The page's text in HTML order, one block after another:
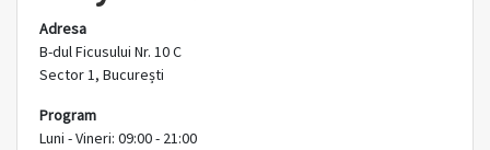
Adresa
B-dul Ficusului Nr. 10 C
Sector 1, București
Program
Luni - Vineri: 09:00 - 21:00